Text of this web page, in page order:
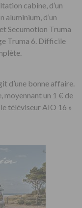
cabine, d’un
aluminium, d’un
Secumotion Truma
Truma 6. Difficile
d’une bonne affaire.
moyennant un 1 € de
téléviseur AIO 16 »